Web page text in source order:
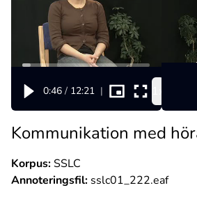
0:46 / 12:21 |
Kommunikation med
Korpus:SSLC
Annoteringsfil: sslc01_222.eaf